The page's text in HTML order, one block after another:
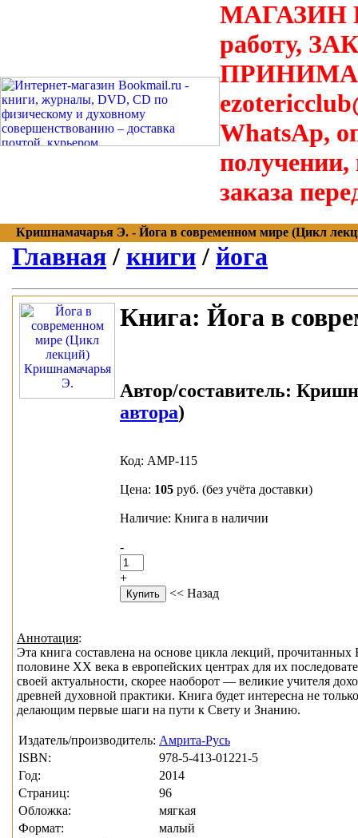
МАГАЗИН
работу,
WhatsAp,
получении,
заказа
Кришнамачарья Э. - Йога в современном мире (Цикл
Главная / книги / йога
Книга: Йога в
Автор/составитель:
автора)
Код: АМР-115
Цена: 105 руб. (без учёта доставки)
Наличие: Книга в наличии
-
+
<< Назад
Аннотация:
Эта книга составлена на основе цикла лекций,
половине XX века в европейских центрах для их
своей актуальности, скорее наоборот — великие учителя
древней духовной практики. Книга будет интересна не
делающим первые шаги на пути к Свету и Знанию.
Издатель/производитель: Амрита-Русь
ISBN:
978-5-413-01221-5
Год:
2014
Страниц:
96
Обложка:
мягкая
Формат:
малый